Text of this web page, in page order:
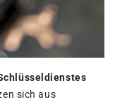
sich aus